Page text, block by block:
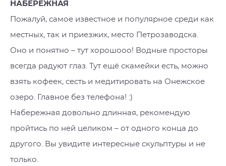
НАБЕРЕЖНАЯ
Пожалуй, самое известное и популярное среди как
местных, так и приезжих, место Петрозаводска.
Оно и понятно – тут хорошооо! Водные просторы
всегда радуют глаз. Тут ещё скамейки есть, можно
взять кофеек, сесть и медитировать на Онежское
озеро. Главное без телефона! :)
Набережная довольно длинная, рекомендую
пройтись по ней целиком – от одного конца до
другого. Вы увидите интересные скульптуры и не
только.